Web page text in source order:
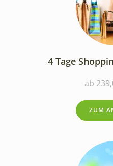
4 Tage
ab
ZUM